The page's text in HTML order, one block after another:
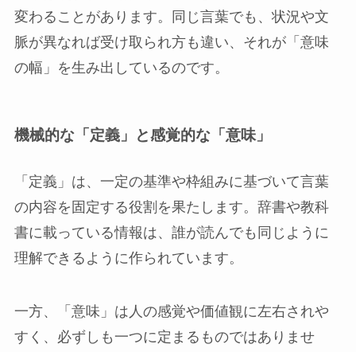
変わることがあります。同じ言葉でも、状況や文
脈が異なれば受け取られ方も違い、それが「意味
の幅」を生み出しているのです。
機械的な「定義」と感覚的な「意味」
「定義」は、一定の基準や枠組みに基づいて言葉
の内容を固定する役割を果たします。辞書や教科
書に載っている情報は、誰が読んでも同じように
理解できるように作られています。
一方、「意味」は人の感覚や価値観に左右されや
すく、必ずしも一つに定まるものではありませ